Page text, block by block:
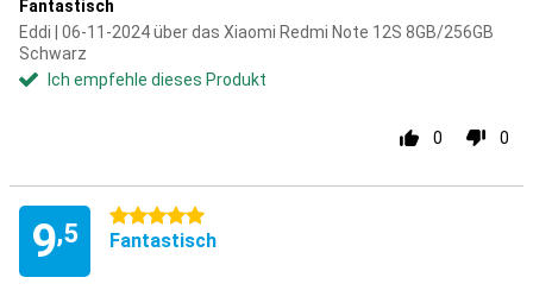
Fantastisch
Eddi | 06-11-2024 über das Xiaomi Redmi Note 12S 8GB/256GB
Schwarz
Ich empfehle dieses Produkt
0 0
9,5
5 Sterne
Fantastisch